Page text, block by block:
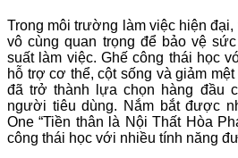
Trong môi trường làm việc hiện
vô cùng quan trọng để bảo vệ
suất làm việc. Ghế công thái học
hỗ trợ cơ thể, cột sống và giảm
đã trở thành lựa chọn hàng đầu
người tiêu dùng. Nắm bắt được
One “Tiền thân là Nội Thất Hòa
công thái học với nhiều tính năng